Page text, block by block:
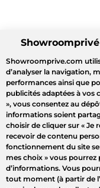
Showroomprive.com
d’analyser la navigation,
performances ainsi que
publicités adaptées à vos
», vous consentez au
informations soient
choisir de cliquer sur « Je
recevoir de contenu
fonctionnement du site
mes choix » vous pourrez
d’informations. Vous
tout moment (à partir de